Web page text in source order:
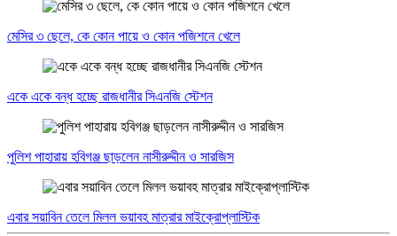
মেসির ৩ ছেলে, কে কোন পায়ে ও কোন পজিশনে খেলে
একে একে বন্ধ হচ্ছে রাজধানীর সিএনজি স্টেশন
পুলিশ পাহারায় হবিগঞ্জ ছাড়লেন নাসীরুদ্দীন ও সারজিস
এবার সয়াবিন তেলে মিলল ভয়াবহ মাত্রার মাইক্রোপ্লাস্টিক